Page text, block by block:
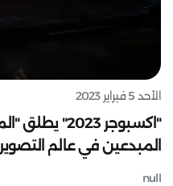
الأحد 5 فبراير 2023
المبدعين في عالم التصوير
null